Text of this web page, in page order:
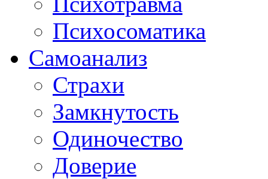
Психосоматика
Самоанализ
Страхи
Замкнутость
Одиночество
Доверие